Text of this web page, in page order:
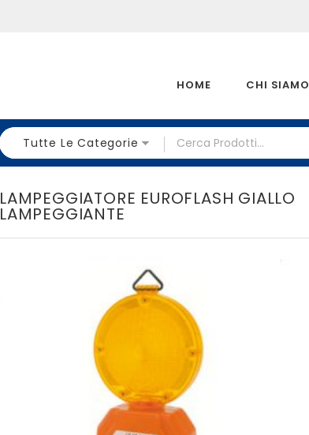
HOME CHI SIAMO
Tutte Le Categorie
LAMPEGGIATORE EUROFLASH GIALLO
LAMPEGGIANTE